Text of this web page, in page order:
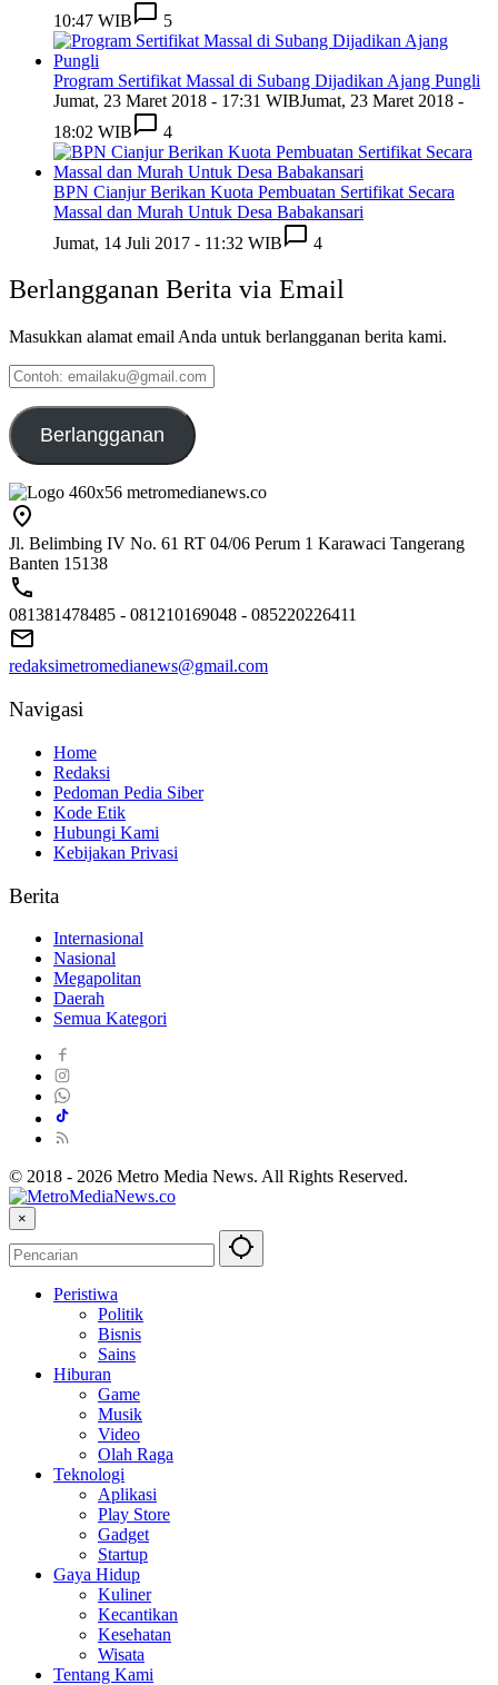
10:47 WIB
5
Program Sertifikat Massal di Subang Dijadikan Ajang Pungli
Jumat, 23 Maret 2018 - 17:31 WIBJumat, 23 Maret 2018 -
18:02 WIB
4
BPN Cianjur Berikan Kuota Pembuatan Sertifikat Secara
Massal dan Murah Untuk Desa Babakansari
Jumat, 14 Juli 2017 - 11:32 WIB
4
Berlangganan Berita via Email
Masukkan alamat email Anda untuk berlangganan berita kami.
Contoh:
emailaku@gmail.com
Berlangganan
Jl. Belimbing IV No. 61 RT 04/06 Perum 1 Karawaci Tangerang
Banten 15138
081381478485 - 081210169048 - 085220226411
redaksimetromedianews@gmail.com
Navigasi
Home
Redaksi
Pedoman Pedia Siber
Kode Etik
Hubungi Kami
Kebijakan Privasi
Berita
Internasional
Nasional
Megapolitan
Daerah
Semua Kategori
© 2018 - 2026 Metro Media News. All Rights Reserved.
×
Peristiwa
Politik
Bisnis
Sains
Hiburan
Game
Musik
Video
Olah Raga
Teknologi
Aplikasi
Play Store
Gadget
Startup
Gaya Hidup
Kuliner
Kecantikan
Kesehatan
Wisata
Tentang Kami